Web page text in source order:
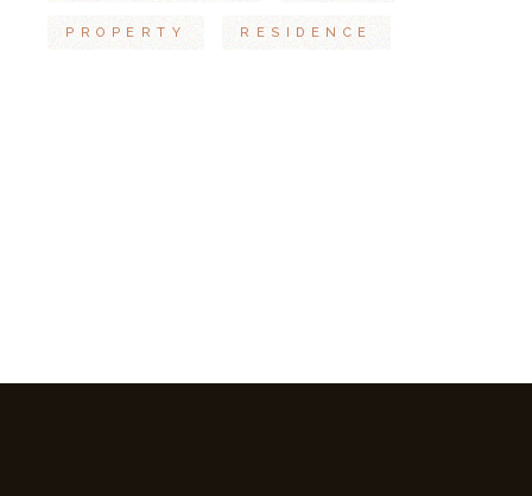
PROPERTY RESIDENCE